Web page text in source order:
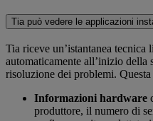
Tia può vedere le applicazioni
Tia riceve un’istantanea
automaticamente all’inizio della
risoluzione dei problemi.
Informazioni hardware
produttore, il numero di